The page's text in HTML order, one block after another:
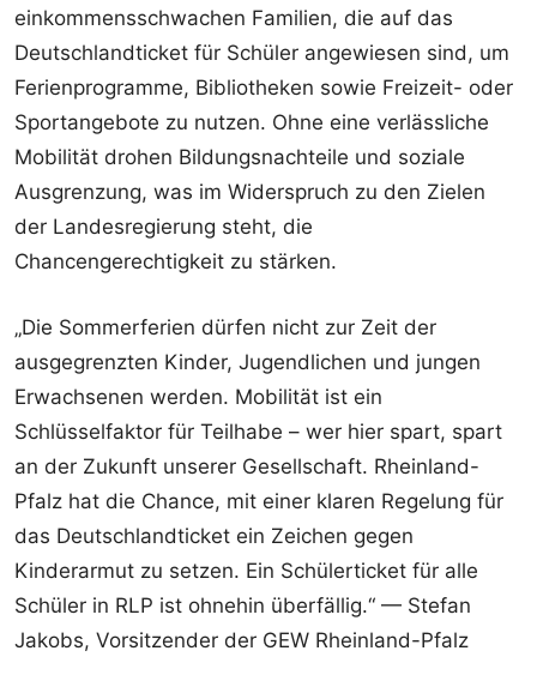
einkommensschwachen Familien, die auf das
Deutschlandticket für Schüler angewiesen sind, um
Ferienprogramme, Bibliotheken sowie Freizeit- oder
Sportangebote zu nutzen. Ohne eine verlässliche
Mobilität drohen Bildungsnachteile und soziale
Ausgrenzung, was im Widerspruch zu den Zielen
der Landesregierung steht, die
Chancengerechtigkeit zu stärken.
„Die Sommerferien dürfen nicht zur Zeit der
ausgegrenzten Kinder, Jugendlichen und jungen
Erwachsenen werden. Mobilität ist ein
Schlüsselfaktor für Teilhabe – wer hier spart, spart
an der Zukunft unserer Gesellschaft. Rheinland-
Pfalz hat die Chance, mit einer klaren Regelung für
das Deutschlandticket ein Zeichen gegen
Kinderarmut zu setzen. Ein Schülerticket für alle
Schüler in RLP ist ohnehin überfällig.“ — Stefan
Jakobs, Vorsitzender der GEW Rheinland-Pfalz